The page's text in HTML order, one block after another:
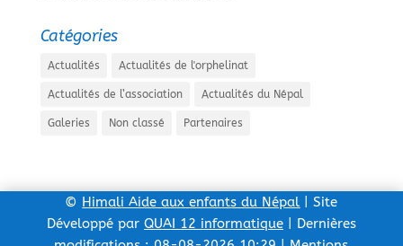
Catégories
Actualités Actualités de l'orphelinat
Actualités de l’association Actualités du Népal
Galeries Non classé Partenaires
© Himali Aide aux enfants du Népal
| Site
Développé par QUAI 12 informatique
| Dernières